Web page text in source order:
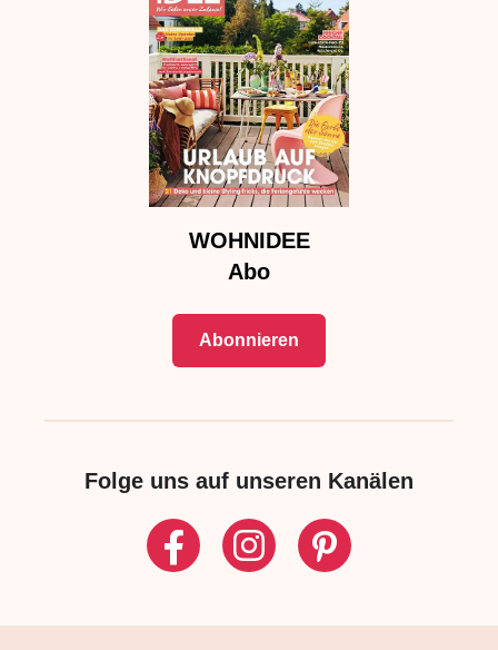
WOHNIDEE
Abo
Abonnieren
Folge uns auf unseren Kanälen